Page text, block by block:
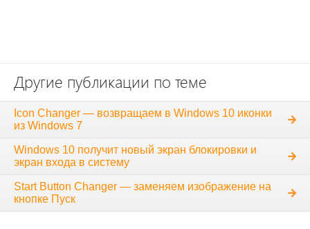
Другие публикации по теме
Icon Changer — возвращаем в Windows 10 иконки
из Windows 7
Windows 10 получит новый экран блокировки и
экран входа в систему
Start Button Changer — заменяем изображение на
кнопке Пуск